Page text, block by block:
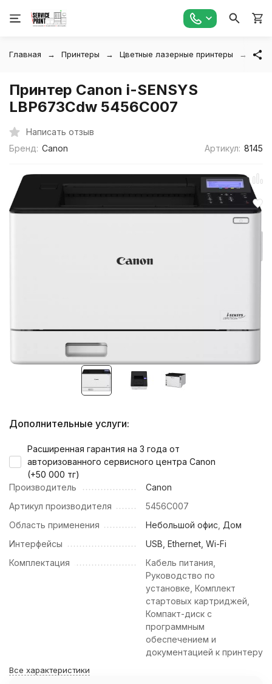
Главная Принтеры Цветные лазерные принтеры
Принтер Canon i-SENSYS
LBP673Cdw 5456C007
Написать отзыв
Бренд: Canon Артикул: 8145
Производитель
Canon
Артикул производителя
5456C007
Область применения
Небольшой офис Дом
Интерфейсы
USB, Ethernet, Wi-Fi
Комплектация
Кабель питания,
Руководство по
установке, Комплект
стартовых картриджей,
Компакт-диск с
программным
обеспечением и
документацией к принтеру
Все характеристики
Дополнительные услуги:
Расширенная гарантия на 3 года от
авторизованного сервисного центра Canon
(+50 000 тг)